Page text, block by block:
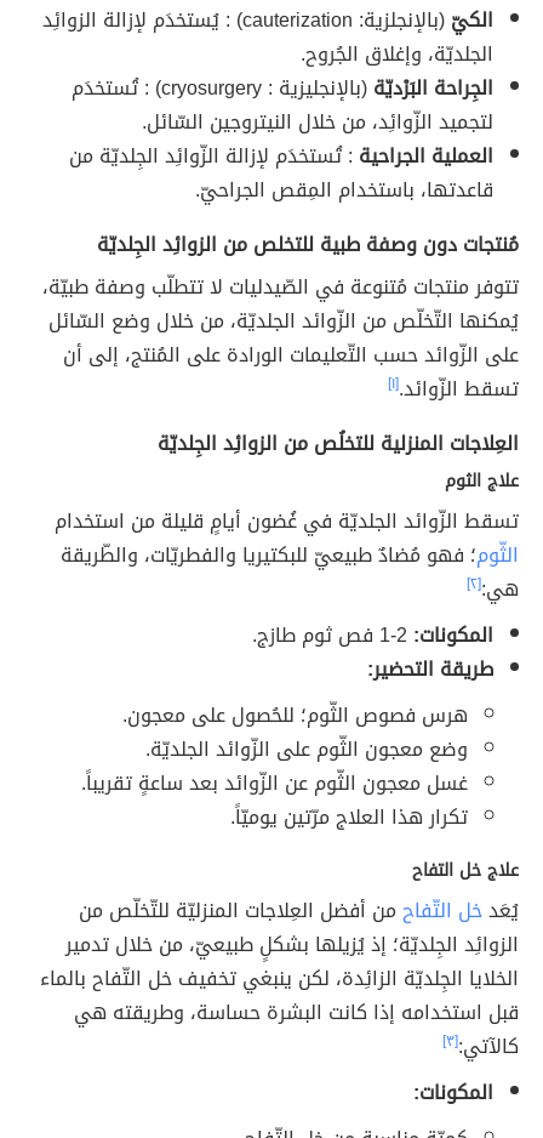
الكيّ
(بالإنجلزية: cauterization) : يُستخدَم لإزالة الزوائِد
الجلديّة، وإغلاق الجُروح.
الجِراحة البَرْديّة
(بالإنجليزية : cryosurgery) : تُستخدَم
لتجميد الزّوائِد، من خلال النيتروجين السّائل.
العملية الجراحية : تُستخدَم لإزالة الزّوائِد الجِلديّة من
قاعدتها، باستخدام المِقص الجراحيّ.
مُنتجات دون وصفة طبية للتخلص من الزوائِد الجِلديّة
تتوفر منتجات مُتنوعة في الصّيدليات لا تتطلّب وصفة طبيّة،
يُمكنها التّخلّص من الزّوائد الجلديّة، من خلال وضع السّائل
على الزّوائد حسب التّعليمات الورادة على المُنتج، إلى أن
تسقط الزّوائد.[١]
العِلاجات المنزلية للتخلُص من الزوائِد الجِلديّة
علاج الثوم
تسقط الزّوائد الجلديّة في غُضون أيامٍ قليلة من استخدام
الثّوم؛ فهو مُضادٌ طبيعيّ للبكتيريا والفطريّات، والطّريقة
هي:[٢]
المكونات:
طريقة التحضير:
هرس فصوص الثّوم؛ للحُصول على معجون.
وضع معجون الثّوم على الزّوائد الجلديّة.
غسل معجون الثّوم عن الزّوائد بعد ساعةٍ تقريباً.
تكرار هذا العلاج مرّتين يوميّاً.
علاج خل التفاح
يُعَدخل التّفاحمن أفضل العِلاجات المنزليّة للتّخلّص من
الزوائِد الجِلديّة؛ إذ يُزيلها بشكلٍ طبيعيّ، من خلال تدمير
الخلايا الجِلديّة الزائِدة، لكن ينبغي تخفيف خل التّفاح بالماء
قبل استخدامه إذا كانت البشرة حساسة، وطريقته هي
كالآتي:[٣]
المكونات: